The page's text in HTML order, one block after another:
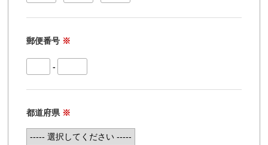
郵便番号 ※
-
都道府県 ※